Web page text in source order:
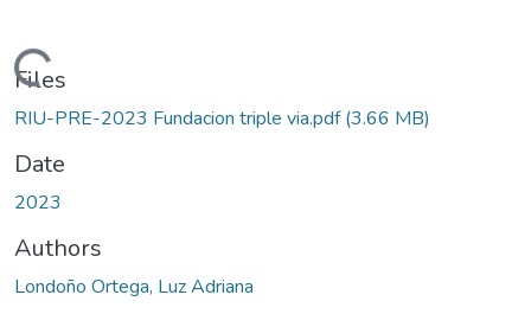
Loading...
Files
RIU-PRE-2023 Fundacion triple via.pdf(3.66 MB)
Date
2023
Authors
Londoño Ortega, Luz Adriana